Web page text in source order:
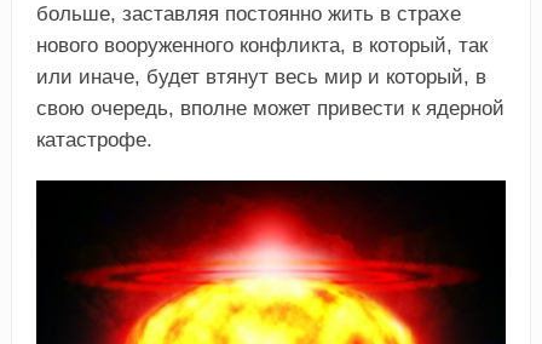
больше, заставляя постоянно жить в страхе
нового вооруженного конфликта, в который, так
или иначе, будет втянут весь мир и который, в
свою очередь, вполне может привести к ядерной
катастрофе.